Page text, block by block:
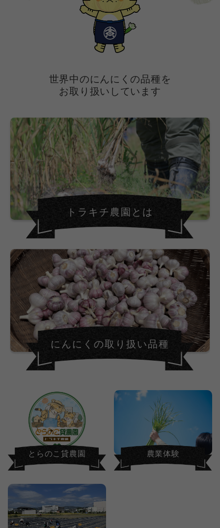
世界中のにんにくの品種を
お取り扱いしています
トラキチ農園とは
にんにくの取り扱い品種
とらのこ貸農園 農業体験